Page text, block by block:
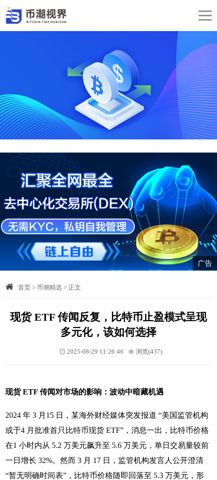
广告
首页> 币潮精选> 正文
现货 ETF 传闻反复，比特币止盈模式呈现
多元化，该如何选择
2025-08-29 11:26:46 浏览(437)
现货 ETF 传闻对市场的影响：波动中暗藏机遇
2024 年 3 月15 日，某海外财经媒体突发报道 “美国监管机构
或于4 月批准首只比特币现货 ETF”，消息一出，比特币价格
在1 小时内从 5.2 万美元飙升至 5.6 万美元，单日交易量较前
一日增长 32%。然而 3 月 17 日，监管机构发言人公开澄清
“暂无明确时间表”，比特币价格随即回落至 5.3 万美元，形